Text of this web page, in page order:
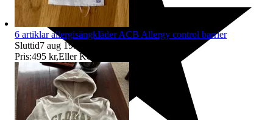
6 artiklar allergisängkläder ACB Allergy control barrier
Sluttid7 aug 19:48
Pris:495 kr,Eller Köp nu